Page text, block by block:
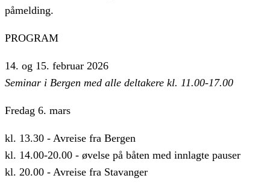
påmelding.
PROGRAM
14. og 15. februar 2026
Seminar i Bergen med alle deltakere kl. 11.00-17.00
​Fredag 6. mars
​kl. 13.30 - Avreise fra Bergen
kl. 14.00-20.00 - øvelse på båten med innlagte pauser
kl. 20.00 - Avreise fra Stavanger